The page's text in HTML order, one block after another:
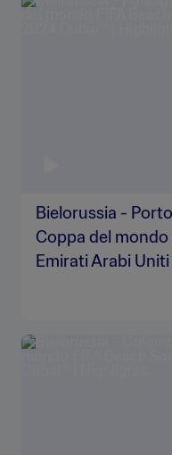
Bielorussia -
Coppa del
Emirati Arabi